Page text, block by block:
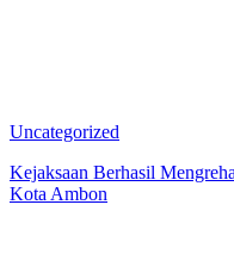
Uncategorized
Kejaksaan Berhasil
Kota Ambon